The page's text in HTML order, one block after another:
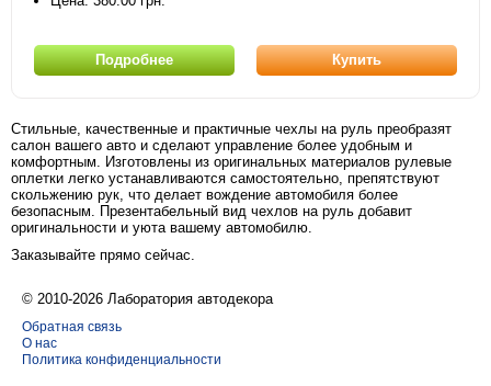
Подробнее Купить
Стильные, качественные и практичные чехлы на руль преобразят
салон вашего авто и сделают управление более удобным и
комфортным. Изготовлены из оригинальных материалов рулевые
оплетки легко устанавливаются самостоятельно, препятствуют
скольжению рук, что делает вождение автомобиля более
безопасным. Презентабельный вид чехлов на руль добавит
оригинальности и уюта вашему автомобилю.
Заказывайте прямо сейчас.
© 2010-2026 Лаборатория автодекора
Обратная связь
О нас
Политика конфиденциальности